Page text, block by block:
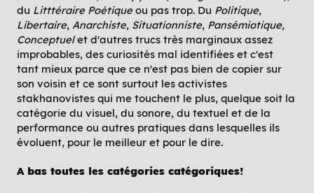
du Litttéraire Poétiqueou pas trop. Du Politique,
Libertaire, Anarchiste, Situationniste, Pansémiotique,
Conceptuelet d'autres trucs très marginaux assez
improbables, des curiosités mal identifiées et c'est
tant mieux parce que ce n'est pas bien de copier sur
son voisin et ce sont surtout les activistes
stakhanovistes qui me touchent le plus, quelque soit la
catégorie du visuel, du sonore, du textuel et de la
performance ou autres pratiques dans lesquelles ils
évoluent, pour le meilleur et pour le dire.
A bas toutes les catégories catégoriques!